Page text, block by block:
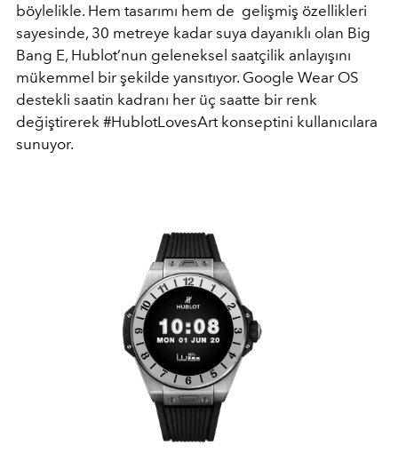
böylelikle. Hem tasarımı hem de gelişmiş özellikleri
sayesinde, 30 metreye kadar suya dayanıklı olan Big
Bang E, Hublot’nun geleneksel saatçilik anlayışını
mükemmel bir şekilde yansıtıyor. Google Wear OS
destekli saatin kadranı her üç saatte bir renk
değiştirerek #HublotLovesArt konseptini kullanıcılara
sunuyor.